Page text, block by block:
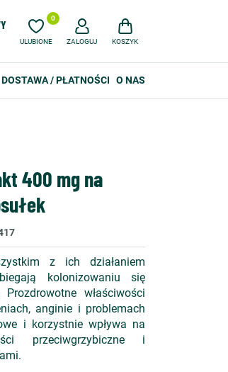
ULUBIONE
0
ZALOGUJ KOSZYK
DOSTAWA / PŁATNOŚCI O NAS
400 mg na
z ich działaniem
kolonizowaniu się
właściwości
anginie i problemach
i korzystnie wpływa na
przeciwgrzybiczne i